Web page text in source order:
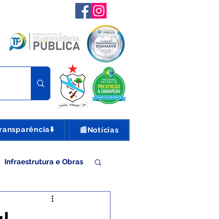
📰Notícias
Infraestrutura e Obras